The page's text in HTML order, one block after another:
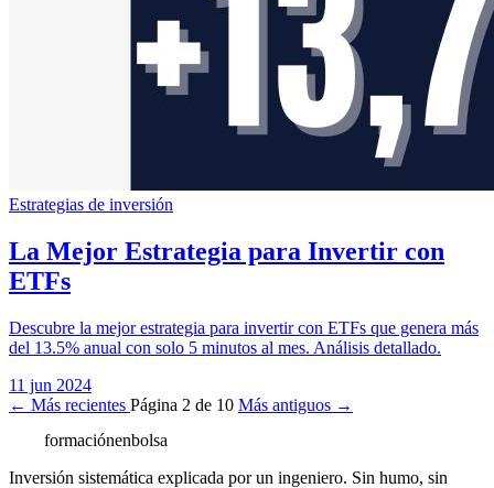
Estrategias de inversión
La Mejor Estrategia para Invertir con
ETFs
Descubre la mejor estrategia para invertir con ETFs que genera más
del 13.5% anual con solo 5 minutos al mes. Análisis detallado.
11 jun 2024
← Más recientes Página 2 de 10 Más antiguos →
formaciónenbolsa
Inversión sistemática explicada por un ingeniero. Sin humo, sin